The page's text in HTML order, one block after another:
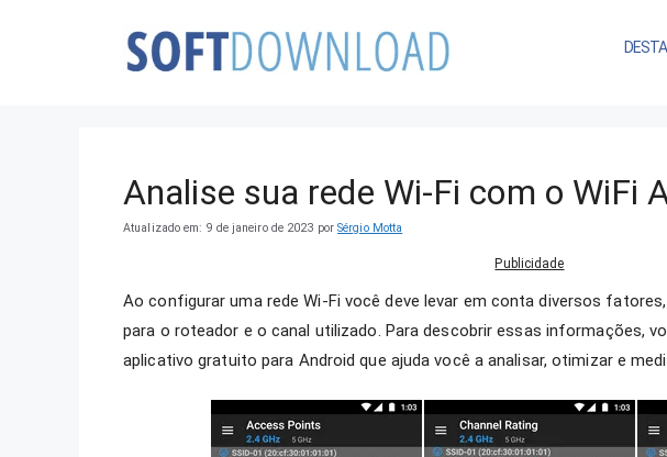
Analise sua rede Wi-Fi com o WiFi
Atualizado em: 9 de janeiro de 2023 porSérgio Motta
Publicidade
Ao configurar uma rede Wi-Fi você deve levar em conta diversos
para o roteador e o canal utilizado. Para descobrir essas informações,
aplicativo gratuito para Android que ajuda você a analisar, otimizar e